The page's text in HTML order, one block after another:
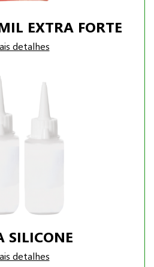
EXTRA FORTE
detalhes
SILICONE
detalhes